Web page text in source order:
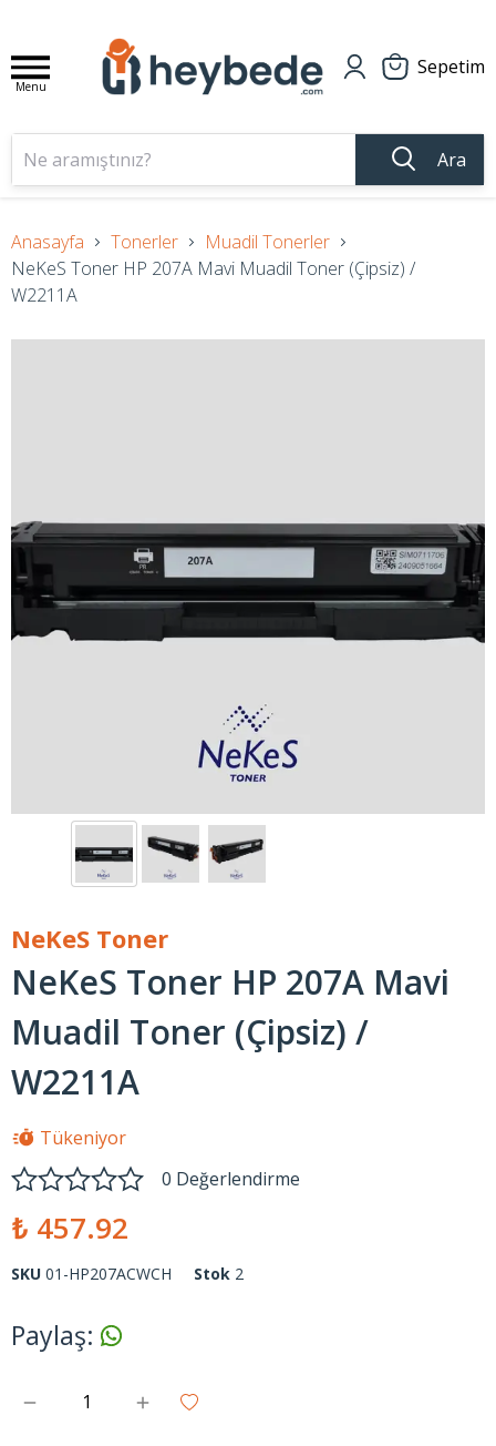
Menu
Sepetim
Ara
Anasayfa Tonerler
Muadil Tonerler
NeKeS Toner HP 207A Mavi Muadil Toner (Çipsiz) /
W2211A
NeKeS Toner
NeKeS Toner HP 207A Mavi
Muadil Toner (Çipsiz) /
W2211A
Tükeniyor
0 Değerlendirme
₺ 457.92
SKU 01-HP207ACWCH Stok 2
Paylaş: